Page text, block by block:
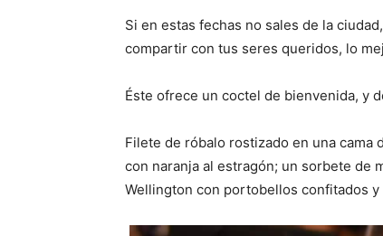
Si en estas fechas no sales de la
compartir con tus seres queridos, lo
Éste ofrece un coctel de bienvenida, y
Filete de róbalo rostizado en una cama
con naranja al estragón; un sorbete de
Wellington con portobellos confitados